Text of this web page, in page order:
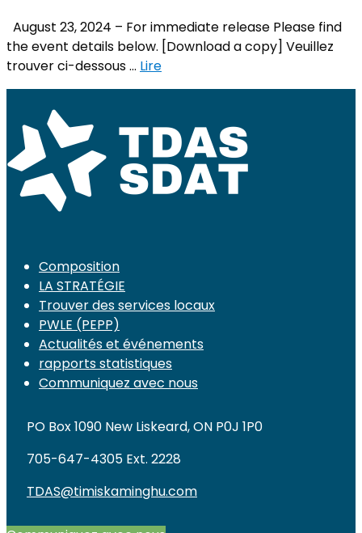
August 23, 2024 – For immediate release Please find
the event details below. [Download a copy] Veuillez
trouver ci-dessous … Lire
Composition
LA STRATÉGIE
Trouver des services locaux
PWLE (PEPP)
Actualités et événements
rapports statistiques
Communiquez avec nous
PO Box 1090 New Liskeard, ON P0J 1P0
705-647-4305 Ext. 2228
TDAS@timiskaminghu.com